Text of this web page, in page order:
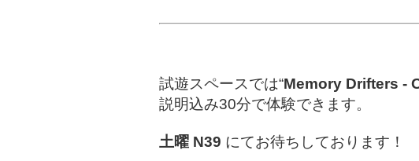
試遊スペースでは“Memory Drifters -
説明込み30分で体験できます。
土曜 N39 にてお待ちしております！